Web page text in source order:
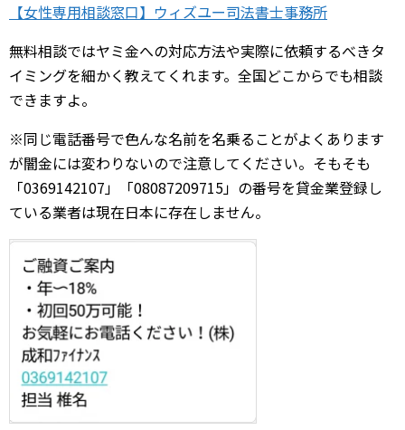
【女性専用相談窓口】ウィズユー司法書士事務所
無料相談ではヤミ金への対応方法や実際に依頼するべきタ
イミングを細かく教えてくれます。全国どこからでも相談
できますよ。
※同じ電話番号で色んな名前を名乗ることがよくあります
が闇金には変わりないので注意してください。そもそも
「0369142107」「08087209715」の番号を貸金業登録し
ている業者は現在日本に存在しません。